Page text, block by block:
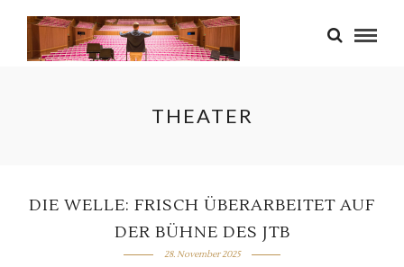
THEATER
DIE WELLE: FRISCH ÜBERARBEITET AUF
DER BÜHNE DES JTB
28. November 2025